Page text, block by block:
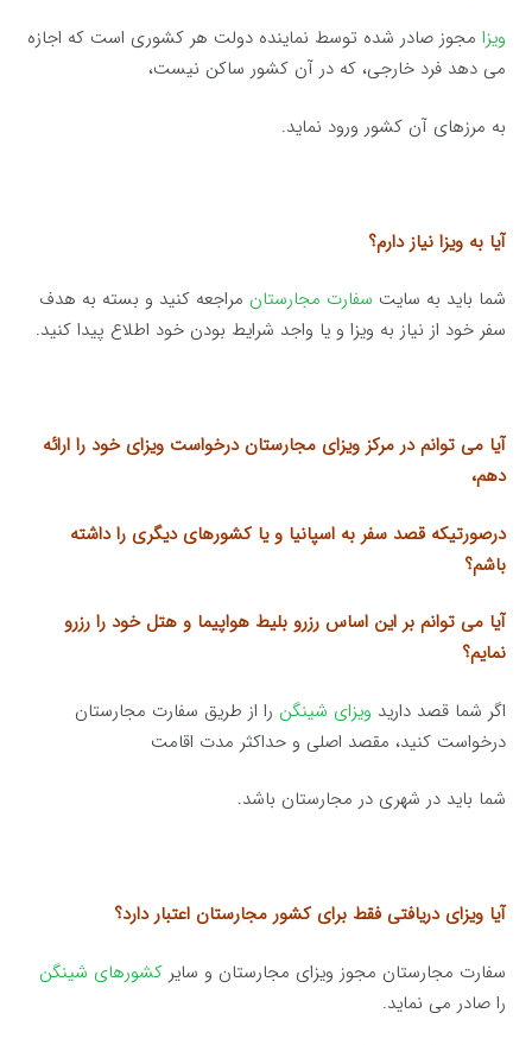
ویزا مجوز صادر شده توسط نماینده دولت هر کشوری است که اجازه
می دهد فرد خارجی، که در آن کشور ساکن نیست،
به مرزهای آن کشور ورود نماید.
آیا به ویزا نیاز دارم؟
شما باید به سایت سفارت مجارستان مراجعه کنید و بسته به هدف
سفر خود از نیاز به ویزا و یا واجد شرایط بودن خود اطلاع پیدا کنید.
آیا می توانم در مرکز ویزای مجارستان درخواست ویزای خود را ارائه
دهم،
درصورتیکه قصد سفر به اسپانیا و یا کشورهای دیگری را داشته
باشم؟
آیا می توانم بر این اساس رزرو بلیط هواپیما و هتل خود را رزرو
نمایم؟
اگر شما قصد دارید ویزای شینگن را از طریق سفارت مجارستان
درخواست کنید، مقصد اصلی و حداکثر مدت اقامت
شما باید در شهری در مجارستان باشد.
آیا ویزای دریافتی فقط برای کشور مجارستان اعتبار دارد؟
سفارت مجارستان مجوز ویزای مجارستان و سایرکشورهای شینگن
را صادر می نماید.